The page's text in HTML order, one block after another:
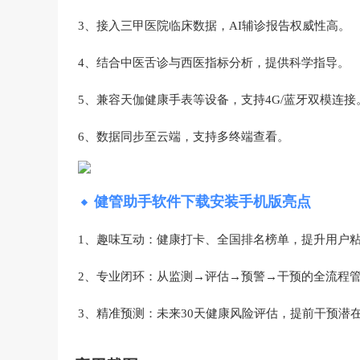
3、接入三甲医院临床数据，AI辅诊报告权威性高‌。
4、结合中医舌诊与西医指标分析，提供科学指导‌。
5、兼容天伽健康手表等设备，支持4G/蓝牙双模连接‌
6、数据同步至云端，支持多终端查看‌。
健管助手软件下载安装手机版亮点
1、趣味互动‌：健康打卡、全国排名榜单，提升用户粘
2、专业闭环‌：从监测→评估→预警→干预的全流程管
3、精准预测‌：未来30天健康风险评估，提前干预潜在